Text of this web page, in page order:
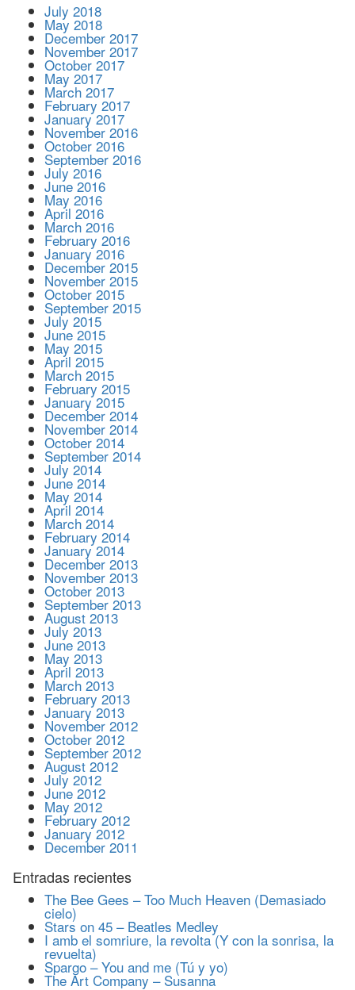
July 2018
May 2018
December 2017
November 2017
October 2017
May 2017
March 2017
February 2017
January 2017
November 2016
October 2016
September 2016
July 2016
June 2016
May 2016
April 2016
March 2016
February 2016
January 2016
December 2015
November 2015
October 2015
September 2015
July 2015
June 2015
May 2015
April 2015
March 2015
February 2015
January 2015
December 2014
November 2014
October 2014
September 2014
July 2014
June 2014
May 2014
April 2014
March 2014
February 2014
January 2014
December 2013
November 2013
October 2013
September 2013
August 2013
July 2013
June 2013
May 2013
April 2013
March 2013
February 2013
January 2013
November 2012
October 2012
September 2012
August 2012
July 2012
June 2012
May 2012
February 2012
January 2012
December 2011
Entradas recientes
The Bee Gees – Too Much Heaven (Demasiado
cielo)
Stars on 45 – Beatles Medley
I amb el somriure, la revolta (Y con la sonrisa, la
revuelta)
Spargo – You and me (Tú y yo)
The Art Company – Susanna